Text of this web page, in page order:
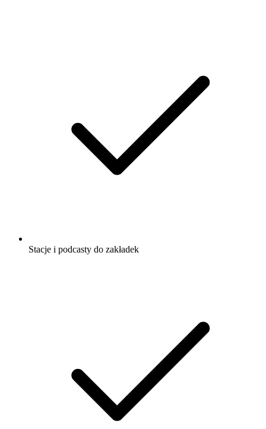
Stacje i podcasty do zakładek